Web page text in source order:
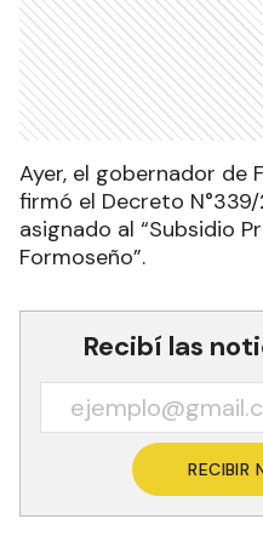
Ayer, el gobernador de
firmó el Decreto
asignado al “Subsidio
Formoseño”.
Recibí las
RECIBIR